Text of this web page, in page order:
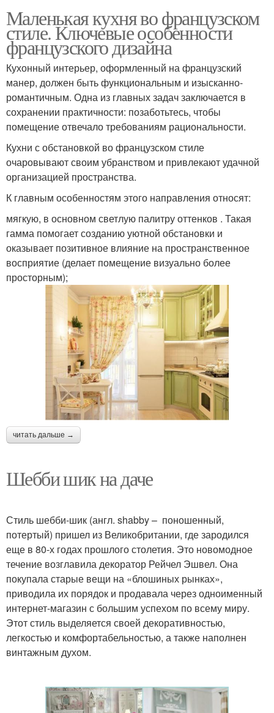
Маленькая кухня во французском
стиле. Ключевые особенности
французского дизайна
Кухонный интерьер, оформленный на французский
манер, должен быть функциональным и изысканно-
романтичным. Одна из главных задач заключается в
сохранении практичности: позаботьтесь, чтобы
помещение отвечало требованиям рациональности.
Кухни с обстановкой во французском стиле
очаровывают своим убранством и привлекают удачной
организацией пространства.
К главным особенностям этого направления относят:
мягкую, в основном светлую палитру оттенков . Такая
гамма помогает созданию уютной обстановки и
оказывает позитивное влияние на пространственное
восприятие (делает помещение визуально более
просторным);
читать дальше →
Шебби шик на даче
Стиль шебби-шик (англ. shabby – поношенный,
потертый) пришел из Великобритании, где зародился
еще в 80-х годах прошлого столетия. Это новомодное
течение возглавила декоратор Рейчел Эшвел. Она
покупала старые вещи на «блошиных рынках»,
приводила их порядок и продавала через одноименный
интернет-магазин с большим успехом по всему миру.
Этот стиль выделяется своей декоративностью,
легкостью и комфортабельностью, а также наполнен
винтажным духом.